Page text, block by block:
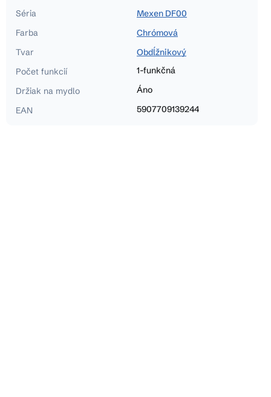
Séria
Mexen DF00
Farba
Chrómová
Tvar
Obdĺžnikový
Počet funkcií
1-funkčná
Držiak na mydlo
Áno
EAN
5907709139244